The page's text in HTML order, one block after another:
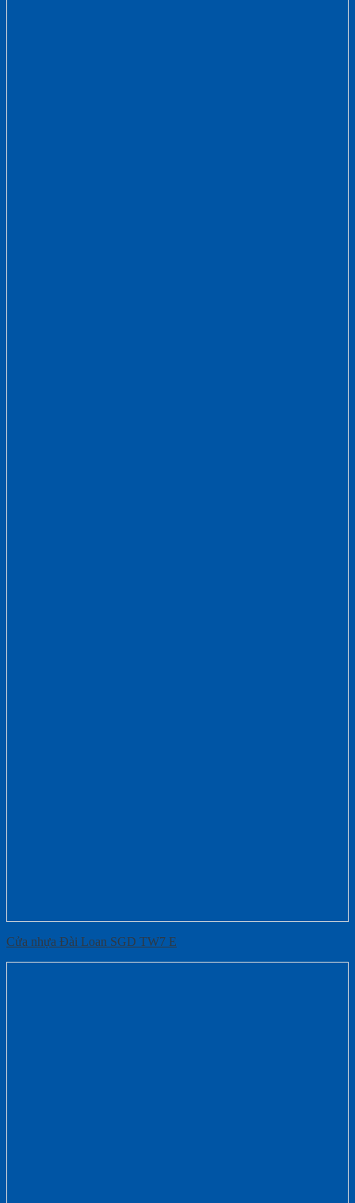
Cửa nhựa Đài Loan SGD TW7 E